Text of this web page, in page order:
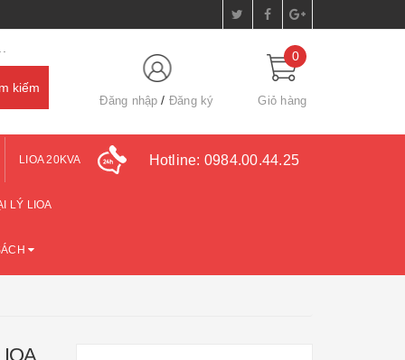
Đăng nhập Đăng ký
0
Giỏ hàng
LIOA 20KVA
LÝ LIOA
Hotline: 0984.00.44.25